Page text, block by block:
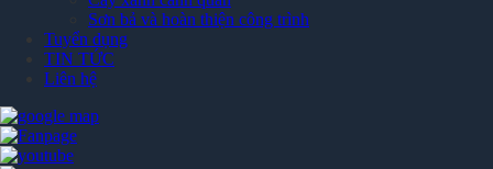
Sơn bả và hoàn thiện công trình
Tuyển dụng
TIN TỨC
Liên hệ